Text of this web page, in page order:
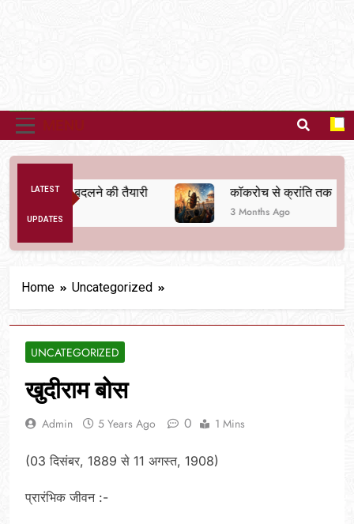
LATEST
UPDATES
बदलने की तैयारी कॉकरोच से क्रांति तक
3 Months Ago
Home Uncategorized
UNCATEGORIZED
खुदीराम बोस
Admin 5 Years Ago 0 1 Mins
(03 दिसंबर, 1889 से 11 अगस्त, 1908)
प्रारंभिक जीवन :-